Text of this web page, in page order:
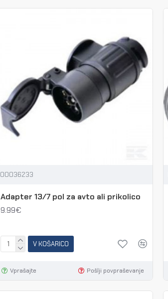
00036233
Adapter 13/7 pol za avto ali prikolico
9.99€
V KOŠARICO
Vprašajte Pošlji povpraševanje